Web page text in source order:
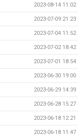
2023-08-14 11:02
2023-07-09 21:23
2023-07-04 11:52
2023-07-02 18:42
2023-07-01 18:54
2023-06-30 19:00
2023-06-29 14:39
2023-06-28 15:27
2023-06-18 12:21
2023-06-18 11:47